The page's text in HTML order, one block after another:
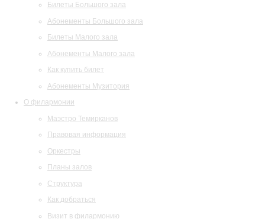
Билеты Большого зала
Абонементы Большого зала
Билеты Малого зала
Абонементы Малого зала
Как купить билет
Абонементы Музитория
О филармонии
Маэстро Темирканов
Правовая информация
Оркестры
Планы залов
Структура
Как добраться
Визит в филармонию